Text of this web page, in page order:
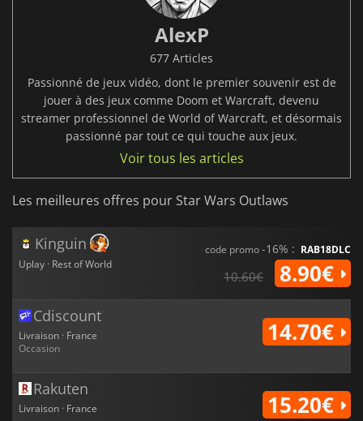
AlexP
677 Articles
Passionné de jeux vidéo, dont le premier souvenir est de
jouer à des jeux comme Doom et Warcraft, devenu
streamer professionnel de World of Warcraft, et désormais
passionné par tout ce qui touche aux jeux.
Voir tous les articles
Les meilleures offres pour Star Wars Outlaws
Kinguin
Uplay · Rest of World
code promo-16% : RAB18DLC
10.60€ 8.90€
Cdiscount
Livraison · France
Occasion
14.70€
Rakuten
Livraison · France 15.20€